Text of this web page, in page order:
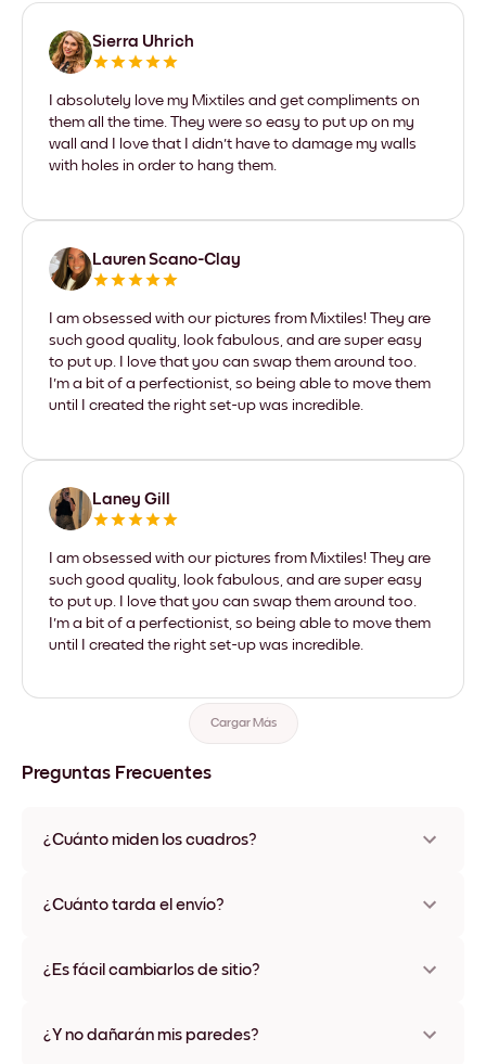
Sierra Uhrich
I absolutely love my Mixtiles and get compliments on
them all the time. They were so easy to put up on my
wall and I love that I didn't have to damage my walls
with holes in order to hang them.
Lauren Scano-Clay
I am obsessed with our pictures from Mixtiles! They are
such good quality, look fabulous, and are super easy
to put up. I love that you can swap them around too.
I'm a bit of a perfectionist, so being able to move them
until I created the right set-up was incredible.
Laney Gill
I am obsessed with our pictures from Mixtiles! They are
such good quality, look fabulous, and are super easy
to put up. I love that you can swap them around too.
I'm a bit of a perfectionist, so being able to move them
until I created the right set-up was incredible.
Cargar Más
Preguntas Frecuentes
¿Cuánto miden los cuadros?
varios materiales y colores de marco, incluidas opciones sin
¿Cuánto tarda el envío?
disponibles en algunos países. Te enviaremos un número de
¿Es fácil cambiarlos de sitio?
ningún daño
¿Y no dañarán mis paredes?